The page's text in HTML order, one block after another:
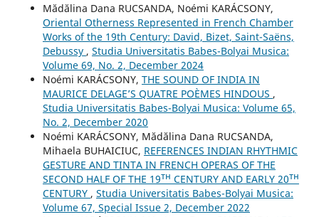
Mădălina Dana RUCSANDA, Noémi KARÁCSONY,
Oriental Otherness Represented in French Chamber
Works of the 19th Century: David, Bizet, Saint-Saëns,
Debussy , Studia Universitatis Babes-Bolyai Musica:
Volume 69, No. 2, December 2024
Noémi KARÁCSONY, THE SOUND OF INDIA IN
MAURICE DELAGE’S QUATRE POÈMES HINDOUS ,
Studia Universitatis Babes-Bolyai Musica: Volume 65,
No. 2, December 2020
Noémi KARÁCSONY, Mădălina Dana RUCSANDA,
Mihaela BUHAICIUC, REFERENCES INDIAN RHYTHMIC
GESTURE AND TINTA IN FRENCH OPERAS OF THE
SECOND HALF OF THE 19ᵀᴴ CENTURY AND EARLY 20ᵀᴴ
CENTURY , Studia Universitatis Babes-Bolyai Musica:
Volume 67, Special Issue 2, December 2022